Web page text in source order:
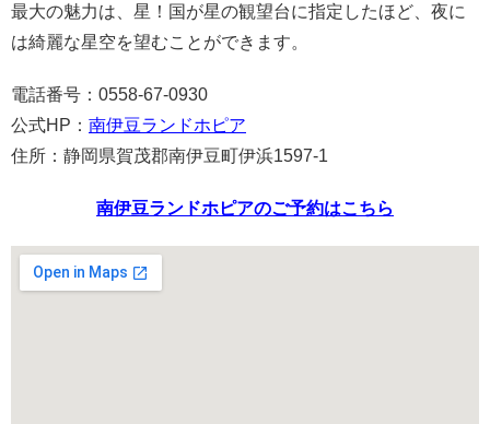
最大の魅力は、星！国が星の観望台に指定したほど、夜に
は綺麗な星空を望むことができます。
電話番号：0558-67-0930
公式HP： 南伊豆ランドホピア
住所：静岡県賀茂郡南伊豆町伊浜1597-1
南伊豆ランドホピアのご予約はこちら